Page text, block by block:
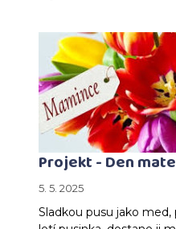
Projekt - Den
5. 5. 2025
Sladkou pusu jako